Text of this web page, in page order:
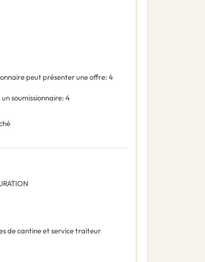
peut présenter une offre: 4
soumissionnaire: 4
de cantine et service traiteur